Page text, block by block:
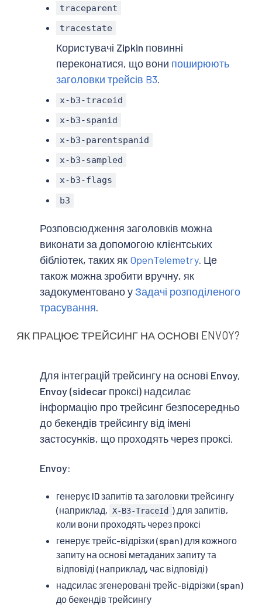
traceparent
tracestate
Користувачі Zipkin повинні
переконатися, що вони поширюють
заголовки трейсів B3.
x-b3-traceid
x-b3-spanid
x-b3-parentspanid
x-b3-sampled
x-b3-flags
b3
Розповсюдження заголовків можна
виконати за допомогою клієнтських
бібліотек, таких як OpenTelemetry. Це
також можна зробити вручну, як
задокументовано уЗадачі розподіленого
трасування.
ЯК ПРАЦЮЄ ТРЕЙСИНГ НА ОСНОВІ ENVOY?
Для інтеграцій трейсингу на основі Envoy,
Envoy (sidecar проксі) надсилає
інформацію про трейсинг безпосередньо
до бекендів трейсингу від імені
застосунків, що проходять через проксі.
Envoy:
генерує ID запитів та заголовки трейсингу
(наприклад, X-B3-TraceId ) для запитів,
коли вони проходять через проксі
генерує трейс-відрізки (span) для кожного
запиту на основі метаданих запиту та
відповіді (наприклад, час відповіді)
надсилає згенеровані трейс-відрізки (span)
до бекендів трейсингу